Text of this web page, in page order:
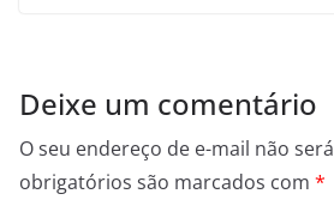
Deixe um comentário
O seu endereço de e-mail não
obrigatórios são marcados com *